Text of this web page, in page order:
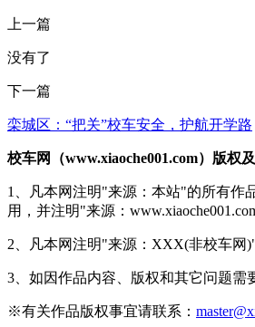
上一篇
没有了
下一篇
栾城区：“把关”校车安全，护航开学路
校车网（www.xiaoche001.com）版权
1、凡本网注明"来源：本站"的所有作
用，并注明"来源：
2、凡本网注明"来源：XXX(非校车网
3、如因作品内容、版权和其它问题需
※有关作品版权事宜请联系：